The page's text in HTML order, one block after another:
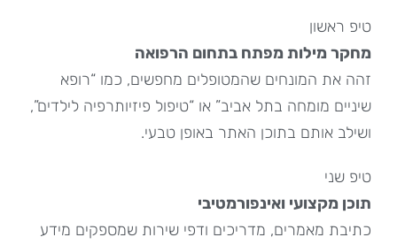
טיפ ראשון
מחקר מילות מפתח בתחום הרפואה
זהה את המונחים שהמטופלים מחפשים, כמו “רופא
שיניים מומחה בתל אביב” או “טיפול פיזיותרפיה לילדים”,
ושילב אותם בתוכן האתר באופן טבעי.
טיפ שני
תוכן מקצועי ואינפורמטיבי
כתיבת מאמרים, מדריכים ודפי שירות שמספקים מידע